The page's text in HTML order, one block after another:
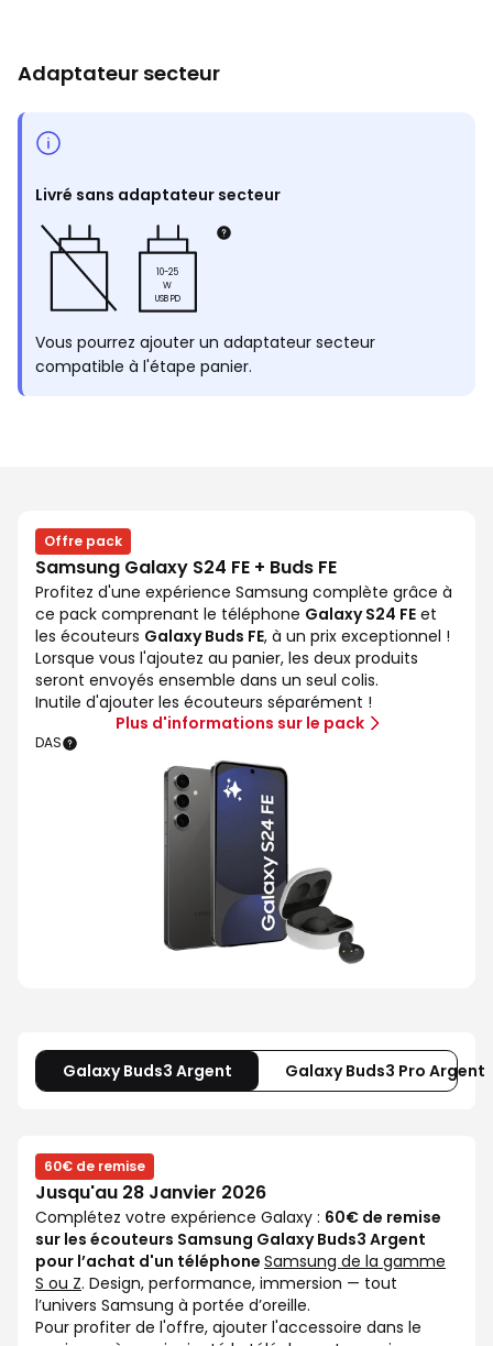
Adaptateur secteur
Livré sans adaptateur secteur
10-25
W
USB PD
Vous pourrez ajouter un adaptateur secteur
compatible à l'étape panier.
Offre pack
Samsung Galaxy S24 FE + Buds FE
Profitez d'une expérience Samsung complète grâce à
ce pack comprenant le téléphone Galaxy S24 FE et
les écouteurs Galaxy Buds FE, à un prix exceptionnel !
Lorsque vous l'ajoutez au panier, les deux produits
seront envoyés ensemble dans un seul colis.
Inutile d'ajouter les écouteurs séparément !
Plus d'informations sur le pack
DAS
Galaxy Buds3 Argent Galaxy Buds3 Pro Argent
60€ de remise
Jusqu'au 28 Janvier 2026
Complétez votre expérience Galaxy : 60€ de remise
sur les écouteurs Samsung Galaxy Buds3 Argent
pour l’achat d'un téléphone Samsung de la gamme
S ou Z. Design, performance, immersion — tout
l’univers Samsung à portée d’oreille.
Pour profiter de l'offre, ajouter l'accessoire dans le